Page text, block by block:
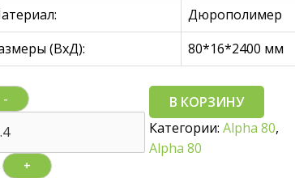
Дюрополимер
(ВхД):
80*16*2400 мм
-
+
В КОРЗИНУ
Категории: Alpha 80,
Alpha 80